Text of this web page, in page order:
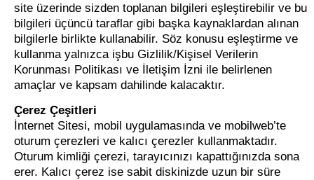
site üzerinde sizden toplanan bilgileri eşleştirebilir ve bu
bilgileri üçüncü taraflar gibi başka kaynaklardan alınan
bilgilerle birlikte kullanabilir. Söz konusu eşleştirme ve
kullanma yalnızca işbu Gizlilik/Kişisel Verilerin
Korunması Politikası ve İletişim İzni ile belirlenen
amaçlar ve kapsam dahilinde kalacaktır.
Çerez Çeşitleri
İnternet Sitesi, mobil uygulamasında ve mobilweb’te
oturum çerezleri ve kalıcı çerezler kullanmaktadır.
Oturum kimliği çerezi, tarayıcınızı kapattığınızda sona
erer. Kalıcı çerez ise sabit diskinizde uzun bir süre